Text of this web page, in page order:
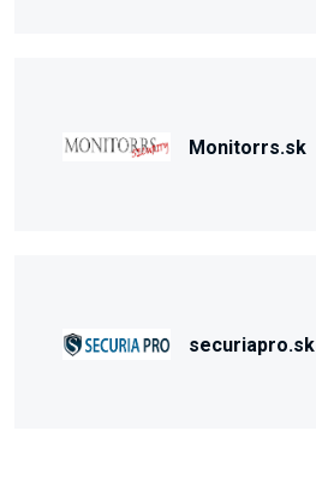
Monitorrs.sk
securiapro.sk